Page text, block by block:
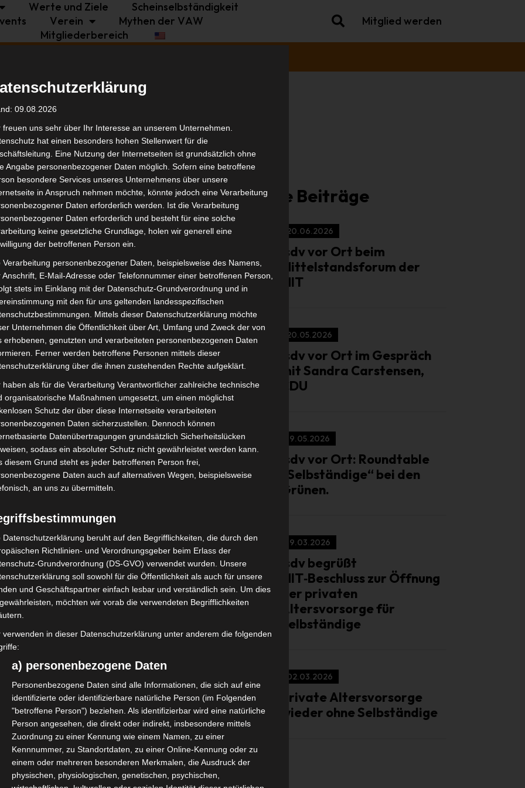
Werte und Ziele
Scheinselbständigkeit
Verein
Mythen der VAW
Mitgliederbereich
Mitglied werden
mit Bündnis
über die Wirksamkeit der
Ähnliche Beiträge
20.06.2026
isdv vor Ort beim
Mittelstandsforum der
MIT
20.05.2026
isdv vor Ort im Gespräch
mit Sandra Carstensen,
CDU
19.05.2026
isdv vor Ort: Roundtable
„Selbständige“ bei den
Grünen.
19.03.2026
isdv begrüßt
MIT‑Beschluss zur Öffnung
der privaten
Altersvorsorge für
Selbständige
02.03.2026
Private Altersvorsorge
wieder ohne Selbständige
09.08.2026
freuen uns sehr über Ihr Interesse an unserem Unternehmen.
hat einen besonders hohen Stellenwert für die
Eine Nutzung der Internetseiten ist grundsätzlich ohne
Angabe personenbezogener Daten möglich. Sofern eine betroffene
besondere Services unseres Unternehmens über unsere
in Anspruch nehmen möchte, könnte jedoch eine Verarbeitung
Daten erforderlich werden. Ist die Verarbeitung
Daten erforderlich und besteht für eine solche
keine gesetzliche Grundlage, holen wir generell eine
der betroffenen Person ein.
Verarbeitung personenbezogener Daten, beispielsweise des Namens,
Anschrift, E-Mail-Adresse oder Telefonnummer einer betroffenen Person,
stets im Einklang mit der Datenschutz-Grundverordnung und in
mit den für uns geltenden landesspezifischen
Mittels dieser Datenschutzerklärung möchte
Unternehmen die Öffentlichkeit über Art, Umfang und Zweck der von
erhobenen, genutzten und verarbeiteten personenbezogenen Daten
Ferner werden betroffene Personen mittels dieser
über die ihnen zustehenden Rechte aufgeklärt.
haben als für die Verarbeitung Verantwortlicher zahlreiche technische
organisatorische Maßnahmen umgesetzt, um einen möglichst
Schutz der über diese Internetseite verarbeiteten
Daten sicherzustellen. Dennoch können
Datenübertragungen grundsätzlich Sicherheitslücken
sodass ein absoluter Schutz nicht gewährleistet werden kann.
diesem Grund steht es jeder betroffenen Person frei,
Daten auch auf alternativen Wegen, beispielsweise
an uns zu übermitteln.
Datenschutzerklärung beruht auf den Begrifflichkeiten, die durch den
Richtlinien- und Verordnungsgeber beim Erlass der
Grundverordnung (DS-GVO) verwendet wurden. Unsere
soll sowohl für die Öffentlichkeit als auch für unsere
und Geschäftspartner einfach lesbar und verständlich sein. Um dies
möchten wir vorab die verwendeten Begrifflichkeiten
verwenden in dieser Datenschutzerklärung unter anderem die folgenden
a) personenbezogene Daten
Personenbezogene Daten sind alle Informationen, die sich auf eine
identifizierte oder identifizierbare natürliche Person (im Folgenden
"betroffene Person") beziehen. Als identifizierbar wird eine natürliche
Person angesehen, die direkt oder indirekt, insbesondere mittels
Zuordnung zu einer Kennung wie einem Namen, zu einer
Kennnummer, zu Standortdaten, zu einer Online-Kennung oder zu
einem oder mehreren besonderen Merkmalen, die Ausdruck der
physischen, physiologischen, genetischen, psychischen,